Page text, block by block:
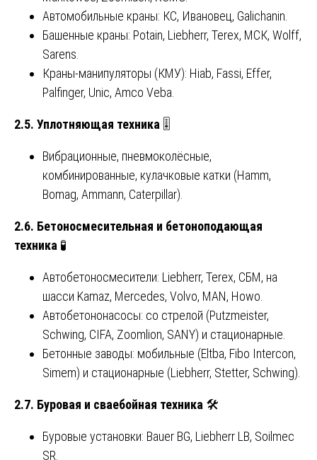
Автомобильные краны: КС, Ивановец, Galichanin.
Башенные краны: Potain, Liebherr, Terex, МСК, Wolff,
Sarens.
Краны-манипуляторы (КМУ): Hiab, Fassi, Effer,
Palfinger, Unic, Amco Veba.
2.5. Уплотняющая техника 🎚️
Вибрационные, пневмоколёсные,
комбинированные, кулачковые катки (Hamm,
Bomag, Ammann, Caterpillar).
2.6. Бетоносмесительная и бетоноподающая
техника 🧪
Автобетоносмесители: Liebherr, Terex, СБМ, на
шасси Kamaz, Mercedes, Volvo, MAN, Howo.
Автобетононасосы: со стрелой (Putzmeister,
Schwing, CIFA, Zoomlion, SANY) и стационарные.
Бетонные заводы: мобильные (Eltba, Fibo Intercon,
Simem) и стационарные (Liebherr, Stetter, Schwing).
2.7. Буровая и сваебойная техника 🛠️
Буровые установки: Bauer BG, Liebherr LB, Soilmec
SR.